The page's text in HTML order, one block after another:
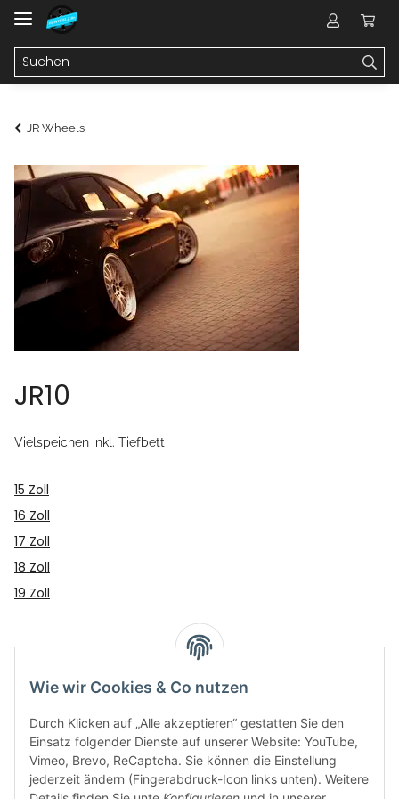
JR Wheels
JR10
Vielspeichen inkl. Tiefbett
15 Zoll
16 Zoll
17 Zoll
18 Zoll
19 Zoll
Kategorien
Wie wir Cookies & Co nutzen
Durch Klicken auf „Alle akzeptieren“ gestatten Sie den
Einsatz folgender Dienste auf unserer Website: YouTube,
Vimeo, Brevo, ReCaptcha. Sie können die Einstellung
jederzeit ändern (Fingerabdruck-Icon links unten). Weitere